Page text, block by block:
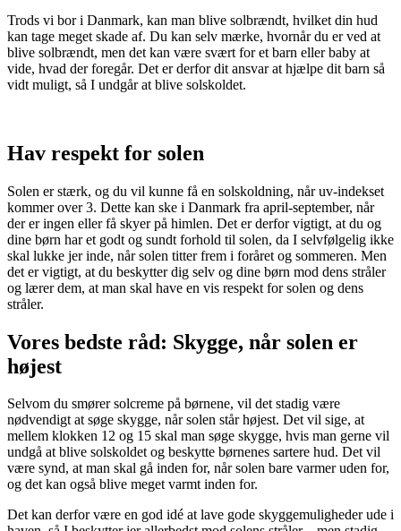
Trods vi bor i Danmark, kan man blive solbrændt, hvilket din hud
kan tage meget skade af. Du kan selv mærke, hvornår du er ved at
blive solbrændt, men det kan være svært for et barn eller baby at
vide, hvad der foregår. Det er derfor dit ansvar at hjælpe dit barn så
vidt muligt, så I undgår at blive solskoldet.
Hav respekt for solen
Solen er stærk, og du vil kunne få en solskoldning, når uv-indekset
kommer over 3. Dette kan ske i Danmark fra april-september, når
der er ingen eller få skyer på himlen. Det er derfor vigtigt, at du og
dine børn har et godt og sundt forhold til solen, da I selvfølgelig ikke
skal lukke jer inde, når solen titter frem i foråret og sommeren. Men
det er vigtigt, at du beskytter dig selv og dine børn mod dens stråler
og lærer dem, at man skal have en vis respekt for solen og dens
stråler.
Vores bedste råd: Skygge, når solen er
højest
Selvom du smører solcreme på børnene, vil det stadig være
nødvendigt at søge skygge, når solen står højest. Det vil sige, at
mellem klokken 12 og 15 skal man søge skygge, hvis man gerne vil
undgå at blive solskoldet og beskytte børnenes sartere hud. Det vil
være synd, at man skal gå inden for, når solen bare varmer uden for,
og det kan også blive meget varmt inden for.
Det kan derfor være en god idé at lave gode skyggemuligheder ude i